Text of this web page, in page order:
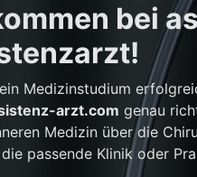
bei
Medizinstudium
arzt.com genau
Medizin über die
passende Klinik oder